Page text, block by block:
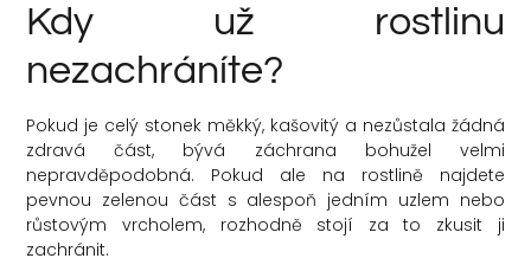
Kdy už rostlinu
nezachráníte?
Pokud je celý stonek měkký, kašovitý a nezůstala žádná
zdravá část, bývá záchrana bohužel velmi
nepravděpodobná. Pokud ale na rostlině najdete
pevnou zelenou část s alespoň jedním uzlem nebo
růstovým vrcholem, rozhodně stojí za to zkusit ji
zachránit.